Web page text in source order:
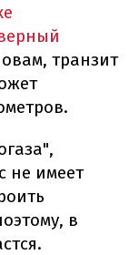
транзит
не имеет
в